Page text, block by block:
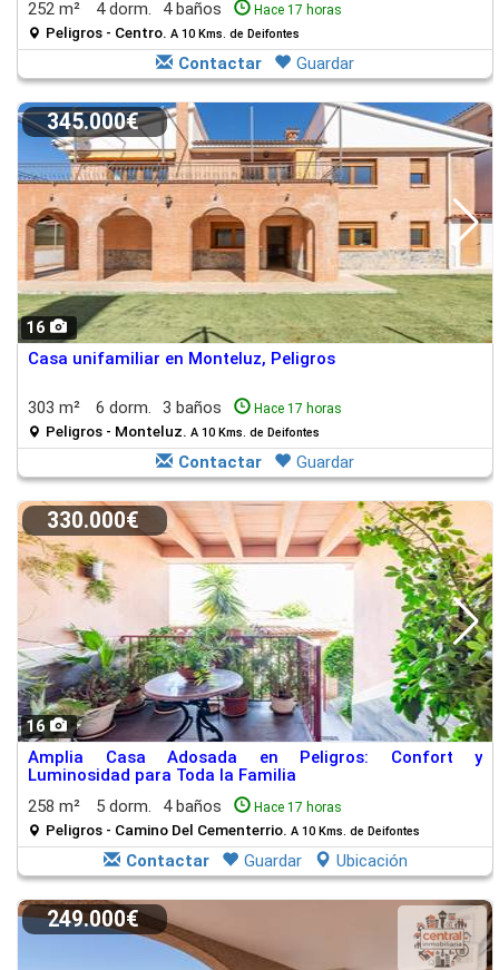
252 m² 4 dorm. 4 baños Hace 17 horas
Peligros - Centro. A 10 Kms. de Deifontes
Contactar Guardar
16
345.000€
Casa unifamiliar en Monteluz, Peligros
303 m² 6 dorm. 3 baños Hace 17 horas
Peligros - Monteluz. A 10 Kms. de Deifontes
Contactar Guardar
16
330.000€
Amplia Casa Adosada en Peligros: Confort y
Luminosidad para Toda la Familia
258 m²
5 dorm. 4 baños Hace 17 horas
Peligros - Camino Del Cementerrio. A 10 Kms. de Deifontes
Contactar Guardar Ubicación
249.000€